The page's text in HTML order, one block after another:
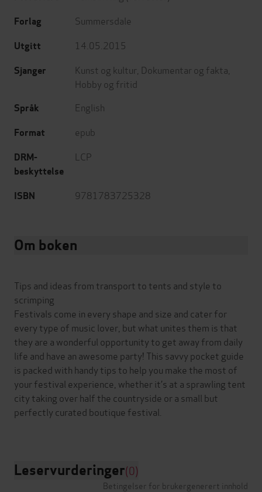
Forlag Summersdale
Utgitt 14.05.2015
Sjanger Kunst og kultur Dokumentar og fakta
Hobby og fritid
Språk English
Format epub
DRM-
beskyttelse
LCP
ISBN 9781783725328
Om boken
Tips and ideas from transport to tents and style to
scrimping
Festivals come in every shape and size and cater for
every type of music lover, but what unites them is that
they are a wonderful opportunity to get away from daily
life and have an awesome party! This savvy pocket guide
is packed with handy tips to help you make the most of
your festival experience, whether it’s at a sprawling tent
city taking over half the countryside or a small but
perfectly curated boutique festival.
Leservurderinger(0)
Betingelser for brukergenerert innhold